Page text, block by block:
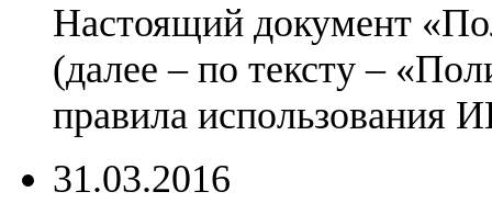
Настоящий документ
(далее – по тексту –
правила использования
31.03.2016